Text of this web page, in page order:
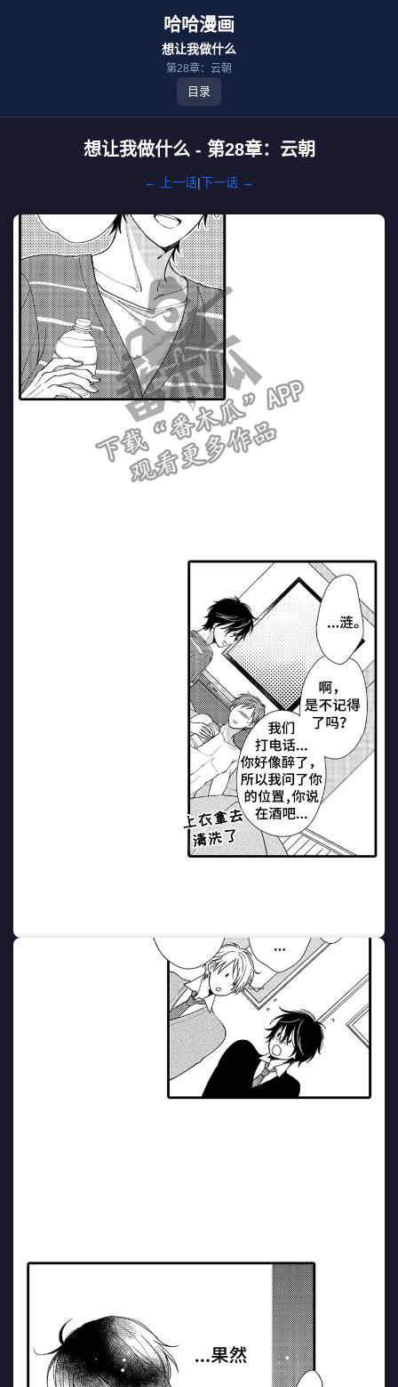
哈哈漫画
想让我做什么
第28章：云朝
目录
想让我做什么 - 第28章：云朝
← 上一话|下一话 →